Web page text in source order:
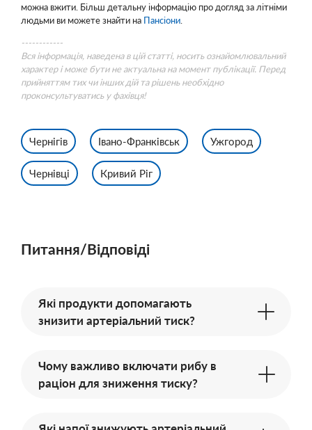
можна вжити. Більш детальну інформацію про догляд за літніми
людьми ви можете знайти на Пансіони
------------
Вся інформація, наведена в цій статті, носить ознайомлювальний
характер і може бути не актуальна на момент публікації. Перед
прийняттям тих чи інших дій та рішень необхідно
проконсультуватись у фахівця!
Чернігів Івано-Франківськ Ужгород
Чернівці Кривий Ріг
Питання/Відповіді
Які продукти допомагають
знизити артеріальний тиск?
Чому важливо включати рибу в
раціон для зниження тиску?